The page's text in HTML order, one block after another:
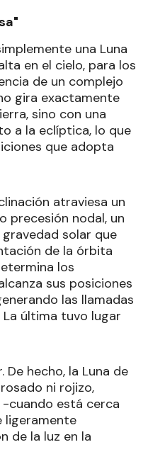
una Luna
en el cielo, para los
de un complejo
gira exactamente
sino con una
a la eclíptica, lo que
que adopta
atraviesa un
precesión nodal, un
solar que
de la órbita
los
sus posiciones
las llamadas
La última tuvo lugar
De hecho, la Luna de
ni rojizo,
-cuando está cerca
ligeramente
de la luz en la